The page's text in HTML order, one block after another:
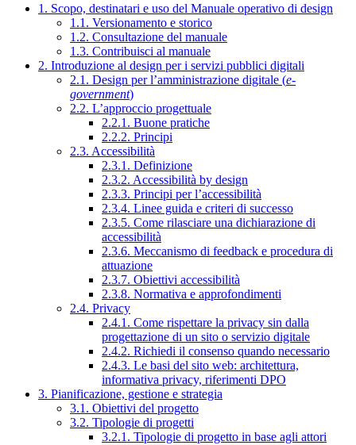
1. Scopo, destinatari e uso del Manuale operativo di design
1.1. Versionamento e storico
1.2. Consultazione del manuale
1.3. Contribuisci al manuale
2. Introduzione al design per i servizi pubblici digitali
2.1. Design per l’amministrazione digitale (e-
government)
2.2. L’approccio progettuale
2.2.1. Buone pratiche
2.2.2. Principi
2.3. Accessibilità
2.3.1. Definizione
2.3.2. Accessibilità by design
2.3.3. Principi per l’accessibilità
2.3.4. Linee guida e criteri di successo
2.3.5. Come rilasciare una dichiarazione di
accessibilità
2.3.6. Meccanismo di feedback e procedura di
attuazione
2.3.7. Obiettivi accessibilità
2.3.8. Normativa e approfondimenti
2.4. Privacy
2.4.1. Come rispettare la privacy sin dalla
progettazione di un sito o servizio digitale
2.4.2. Richiedi il consenso quando necessario
2.4.3. Le basi del sito web: architettura,
informativa privacy, riferimenti DPO
3. Pianificazione, gestione e strategia
3.1. Obiettivi del progetto
3.2. Tipologie di progetti
3.2.1. Tipologie di progetto in base agli attori